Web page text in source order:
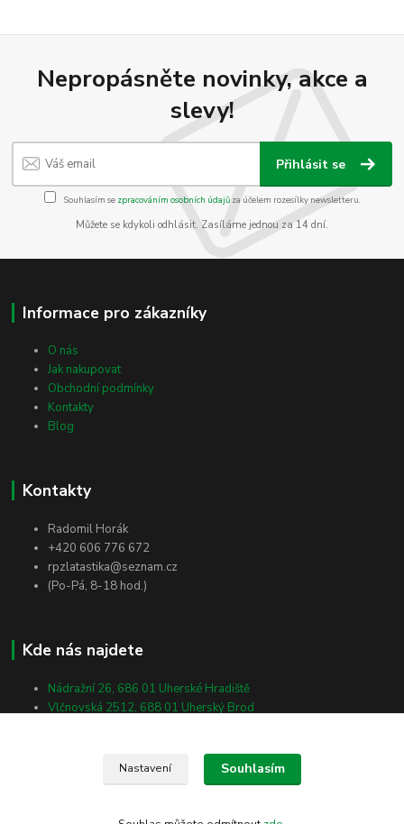
Nepropásněte novinky, akce a
slevy!
Přihlásit se
Souhlasím se zpracováním osobních údajůza účelem rozesílky newsletteru.
Můžete se kdykoli odhlásit. Zasíláme jednou za 14 dní.
Informace pro zákazníky
O nás
Jak nakupovat
Obchodní podmínky
Kontakty
Blog
Kontakty
Radomil Horák
+420 606 776 672
rpzlatastika@seznam.cz
(Po-Pá, 8-18 hod.)
Kde nás najdete
Nádražní 26, 686 01 Uherské Hradiště
Vlčnovská 2512, 688 01 Uherský Brod
Nastavení Souhlasím